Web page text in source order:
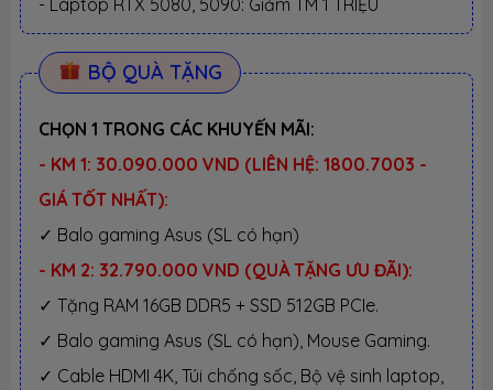
- Laptop RTX 5080, 5090: Giảm TM 1 TRIỆU
BỘ QUÀ TẶNG
CHỌN 1 TRONG CÁC KHUYẾN MÃI:
- KM 1: 30.090.000 VND (LIÊN HỆ: 1800.7003 -
GIÁ TỐT NHẤT):
✓ Balo gaming Asus (SL có hạn)
- KM 2: 32.790.000 VND (QUÀ TẶNG ƯU ĐÃI):
✓ Tặng RAM 16GB DDR5 + SSD 512GB PCIe.
✓ Balo gaming Asus (SL có hạn), Mouse Gaming.
✓ Cable HDMI 4K, Túi chống sốc, Bộ vệ sinh laptop,